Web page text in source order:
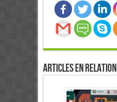
Articles en relation